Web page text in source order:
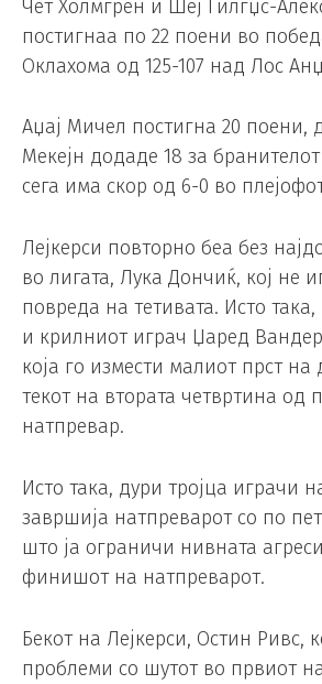
Чет Холмгрен и Шеј Гилгџс-
постигнаа по 22 поени во
Оклахома од 125-107 над Лос
Аџај Мичел постигна 20 поени,
Мекејн додаде 18 за бранителот
сега има скор од 6-0 во
Лејкерси повторно беа без
во лигата, Лука Дончиќ, кој не
повреда на тетивата. Исто
и крилниот играч Џаред
која го измести малиот прст на
текот на втората четвртина од
натпревар.
Исто така, дури тројца играчи
завршија натпреварот со по
што ја ограничи нивната
финишот на натпреварот.
Бекот на Лејкерси, Остин Ривс,
проблеми со шутот во првиот